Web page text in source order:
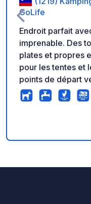
GoLife
Endroit parfait
imprenable. Des
plates et propres
pour les tentes et
points de départ
Pour tous ceux
actives, Menina
endroits parfaits
le vélo. Kamp